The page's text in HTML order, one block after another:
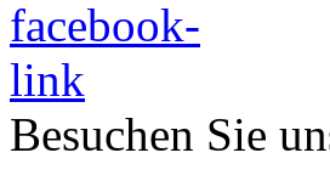
Besuchen Sie